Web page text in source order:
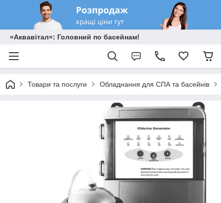
«Аквавітал»: Головний по басейнам!
Товари та послуги Обладнання для СПА та басейнів